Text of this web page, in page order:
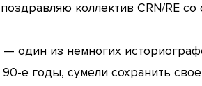
коллектив CRN/RE
один из немногих
е годы, сумели сохранить